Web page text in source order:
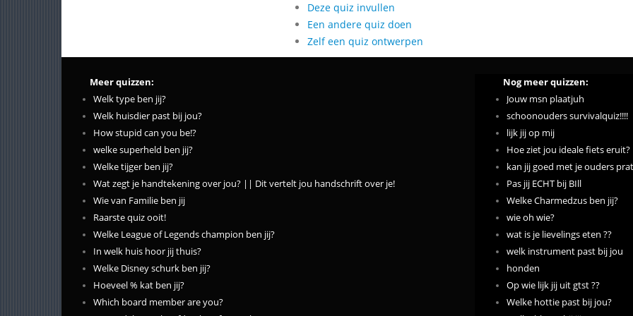
Deze quiz invullen
Een andere quiz doen
Zelf een quiz ontwerpen
Meer quizzen:
Welk type ben jij?
Welk huisdier past bij jou?
How stupid can you be!?
welke superheld ben jij?
Welke tijger ben jij?
Wat zegt je handtekening over jou? || Dit vertelt jou handschrift over je!
Wie van Familie ben jij
Raarste quiz ooit!
Welke League of Legends champion ben jij?
In welk huis hoor jij thuis?
Welke Disney schurk ben jij?
Hoeveel % kat ben jij?
Which board member are you?
Nog meer quizzen:
Jouw msn plaatjuh
schoonouders survivalquiz!!!!
lijk jij op mij
Hoe ziet jou ideale fiets eruit?
kan jij goed met je ouders
Pas jij ECHT bij BIll
Welke Charmedzus ben jij?
wie oh wie?
wat is je lievelings eten ??
welk instrument past bij jou
honden
Op wie lijk jij uit gtst ??
Welke hottie past bij jou?